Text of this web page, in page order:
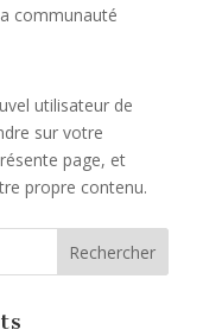
communauté
utilisateur de
sur votre
page, et
propre contenu.